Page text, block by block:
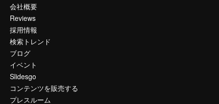
会社概要
Reviews
採用情報
検索トレンド
ブログ
イベント
Slidesgo
コンテンツを販売する
プレスルーム